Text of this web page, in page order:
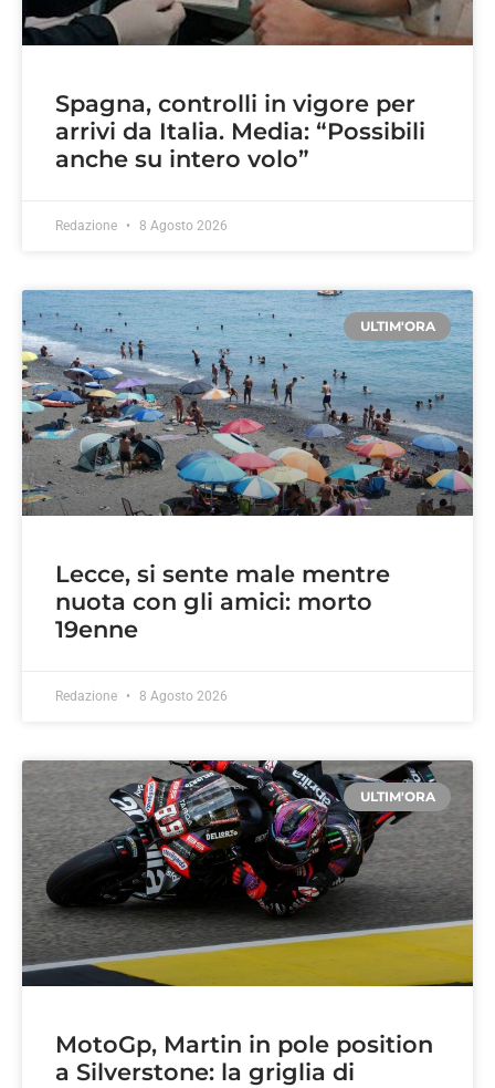
Spagna, controlli in vigore per
arrivi da Italia. Media: “Possibili
anche su intero volo”
Redazione 8 Agosto 2026
ULTIM'ORA
Lecce, si sente male mentre
nuota con gli amici: morto
19enne
Redazione 8 Agosto 2026
ULTIM'ORA
MotoGp, Martin in pole position
a Silverstone: la griglia di